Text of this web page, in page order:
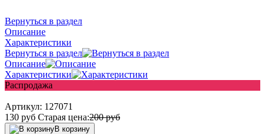
Вернуться в раздел
Описание
Характеристики
Вернуться в раздел
Описание
Характеристики
Распродажа
Артикул: 127071
130 руб Старая цена:200руб
В корзину